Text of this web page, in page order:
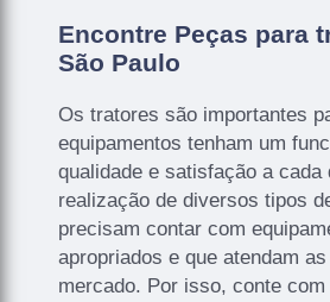
Encontre Peças para
São Paulo
Os tratores são importantes
equipamentos tenham um
qualidade e satisfação a cada
realização de diversos tipos
precisam contar com
apropriados e que atendam
mercado. Por isso, conte com